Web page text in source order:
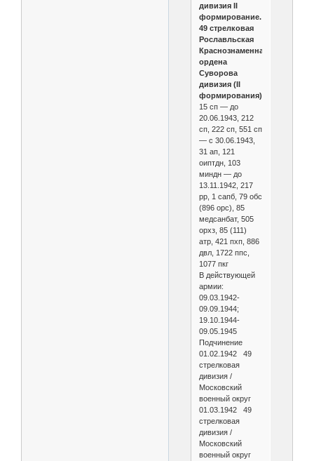
дивизия II
формирование.
49 стрелковая
Рославльская
Краснознаменная
ордена
Суворова
дивизия (II
формирования)
15 сп — до
20.06.1943, 212
сп, 222 сп, 551 сп
— с 30.06.1943,
31 ап, 121
оиптдн, 103
миндн — до
13.11.1942, 217
рр, 1 сапб, 79 обс
(896 орс), 85
медсанбат, 505
орхз, 85 (111)
атр, 421 пхп, 886
двл, 1722 ппс,
1077 пкг
В действующей
армии:
09.03.1942-
09.09.1944;
19.10.1944-
09.05.1945
Подчинение
01.02.1942 49
стрелковая
дивизия /
Московский
военный округ
01.03.1942 49
стрелковая
дивизия /
Московский
военный округ